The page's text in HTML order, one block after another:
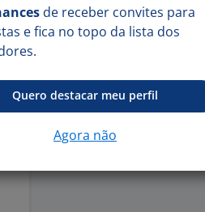
de receber convites para
e fica no topo da lista dos
Quero destacar meu perfil
Agora não